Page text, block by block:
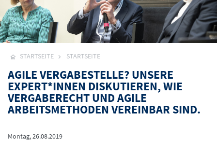
STARTSEITE STARTSEITE
AGILE VERGABESTELLE? UNSERE
EXPERT*INNEN DISKUTIEREN, WIE
VERGABERECHT UND AGILE
ARBEITSMETHODEN VEREINBAR SIND.
Montag, 26.08.2019